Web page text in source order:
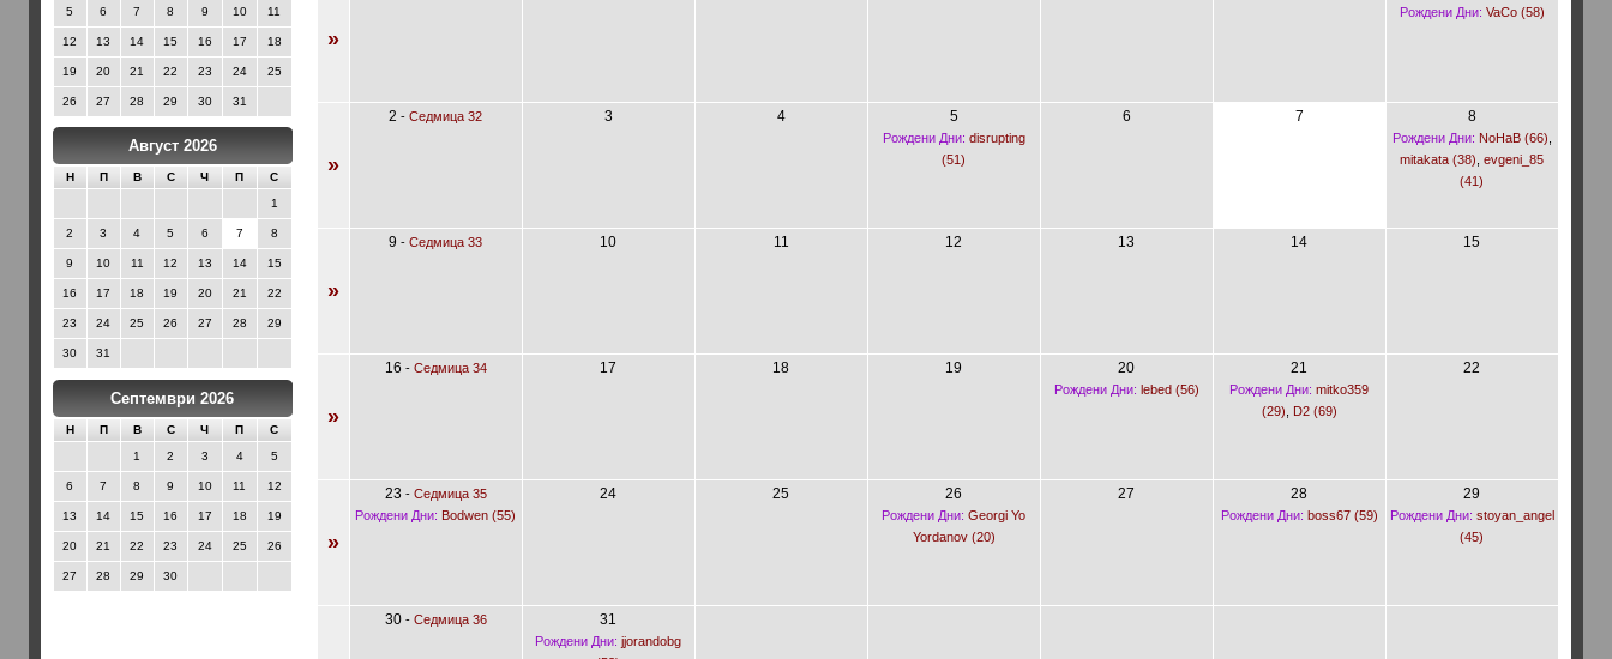
5 6 7 8 9 10 11
12 13 14 15 16 17 18
19 20 21 22 23 24 25
26 27 28 29 30 31
Август 2026
Н П В С Ч П
С
1
2 3 4 5 6 7 8
9 10 11 12 13 14 15
16 17 18 19 20 21 22
23 24 25 26 27 28 29
30 31
Септември 2026
Н П В С Ч П
С
1
2 3 4 5
6 7 8 9 10 11 12
13 14 15 16 17 18 19
20 21 22 23 24 25 26
27 28 29 30
»
Рождени Дни: VaCo (58)
»
2 -Седмица 32 3 4 5
Рождени Дни: disrupting
(51)
6 7 8
Рождени Дни: NoHaB (66)
mitakata (38) ,evgeni_85
(41)
»
9 -Седмица 33 10 11 12 13 14 15
»
16 - Седмица 34 17 18 19 20
Рождени Дни: lebed (56)
21
Рождени Дни: mitko359
(29)
D2 (69)
22
»
23 - Седмица 35
Рождени Дни: Bodwen (55)
24 25 26
Рождени Дни: Georgi Yo
Yordanov (20)
27 28
Рождени Дни: boss67 (59)
29
Рождени Дни: stoyan_angel
(45)
30- Седмица 36 31
Рождени Дни: jjorandobg